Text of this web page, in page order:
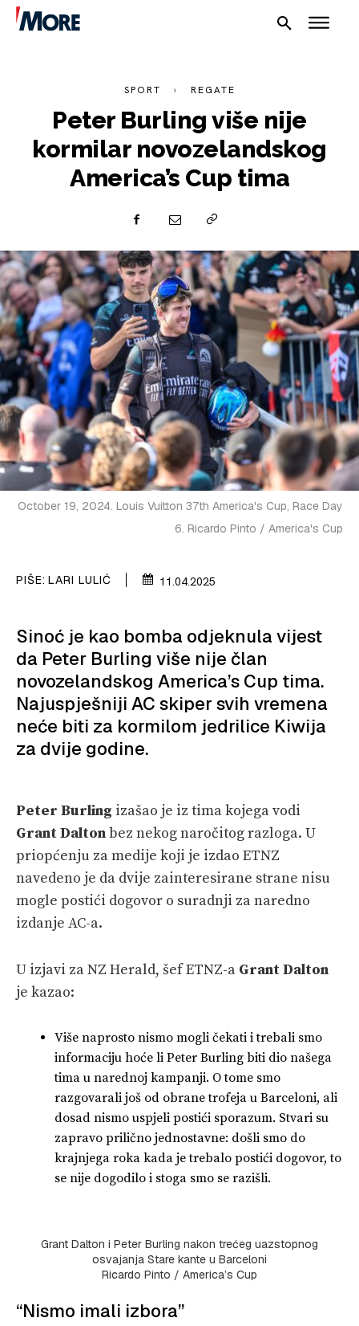
SPORT
PLOVILA
PLOVIDBA
SPIZA
VELIKE PRIČE
PRETPLATA
SHOP
SPORT REGATE
Peter Burling više nije
kormilar novozelandskog
America’s Cup tima
October 19, 2024. Louis Vuitton 37th America's Cup, Race Day
6. Ricardo Pinto / America's Cup
PIŠE: LARI LULIĆ 11.04.2025
Sinoć je kao bomba odjeknula vijest
da Peter Burling više nije član
novozelandskog America’s Cup tima.
Najuspješniji AC skiper svih vremena
neće biti za kormilom jedrilice Kiwija
za dvije godine.
Peter Burling izašao je iz tima kojega vodi
Grant Daltonbez nekog naročitog razloga. U
priopćenju za medije koji je izdao ETNZ
navedeno je da dvije zainteresirane strane nisu
mogle postići dogovor o suradnji za naredno
izdanje AC-a.
U izjavi za NZ Herald, šef ETNZ-a Grant Dalton
je kazao:
Više naprosto nismo mogli čekati i trebali smo
informaciju hoće li Peter Burling biti dio našega
tima u narednoj kampanji. O tome smo
razgovarali još od obrane trofeja u Barceloni, ali
dosad nismo uspjeli postići sporazum. Stvari su
zapravo prilično jednostavne: došli smo do
krajnjega roka kada je trebalo postići dogovor, to
se nije dogodilo i stoga smo se razišli.
Grant Dalton i Peter Burling nakon trećeg uazstopnog
osvajanja Stare kante u Barceloni
Ricardo Pinto / America’s Cup
“Nismo imali izbora”